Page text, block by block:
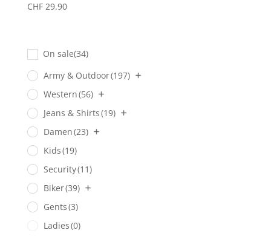
CHF29.90
On sale(34)
Army & Outdoor(197)
Western(56)
Jeans & Shirts(19)
Damen(23)
Kids(19)
Security(11)
Biker(39)
Gents(3)
Ladies(0)